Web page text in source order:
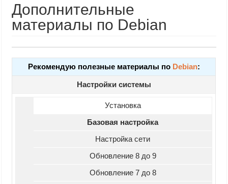
Дополнительные
материалы по Debian
Рекомендую полезные материалы по Debian:
Настройки системы
Установка
Базовая настройка
Настройка сети
Обновление 8 до 9
Обновление 7 до 8